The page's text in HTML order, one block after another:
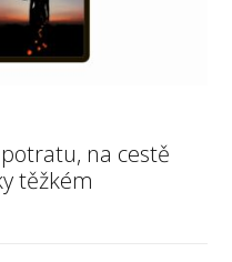
na cestě
těžkém